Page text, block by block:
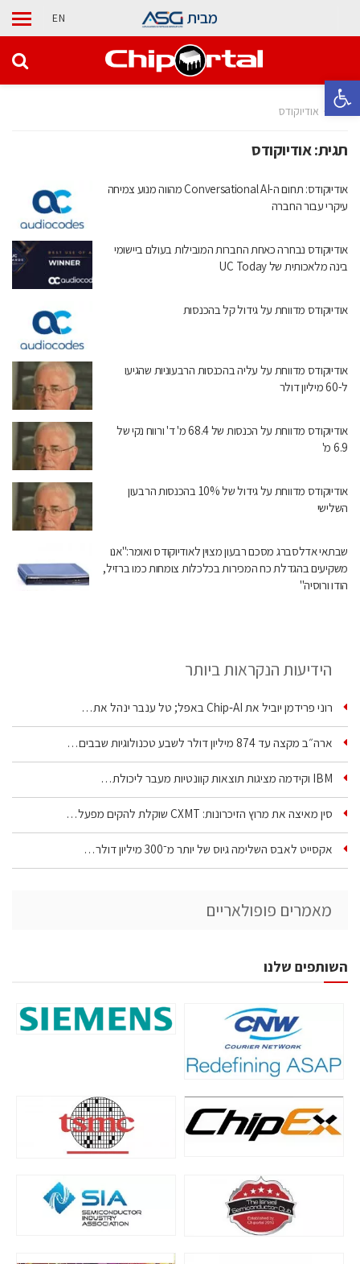
פתח סרגל נגישות
מבית EN
בית אודיוקודס
תגית:אודיוקודס
אודיוקודס: תחום ה-Conversational AI מהווה מנוע צמיחה
עיקרי עבור החברה
אודיוקודס נבחרה כאחת החברות המובילות בעולם ביישומי
בינה מלאכותית של UC Today
אודיוקודס מדווחת על גידול קל בהכנסות
אודיוקודס מדווחת על עליה בהכנסות הרבעוניות שהגיעו
ל-60 מיליון דולר
אודיוקודס מדווחת על הכנסות של 68.4 מ' ד' ורווח נקי של
6.9 מ'
אודיוקודס מדווחת על גידול של 10% בהכנסות הרבעון
השלישי
שבתאי אדלסברג מסכם רבעון מצוין לאודיוקודס ואומר:"אנו
משקיעים בהגדלת כח המכירות בכלכלות צומחות כמו ברזיל,
הודו ורוסיה"
הידיעות הנקראות ביותר
רוני פרידמן יוביל את Chip‑AI באפל; טל ענבר ינהל את…
ארה״ב מקצה עד 874 מיליון דולר לשבע טכנולוגיות שבבים…
IBM וקידמה מציגות תוצאות קוונטיות מעבר ליכולת…
סין מאיצה את מרוץ הזיכרונות: CXMT שוקלת להקים מפעל…
אקסייט לאבס השלימה גיוס של יותר מ־300 מיליון דולר…
מאמרים פופולאריים
השותפים שלנו